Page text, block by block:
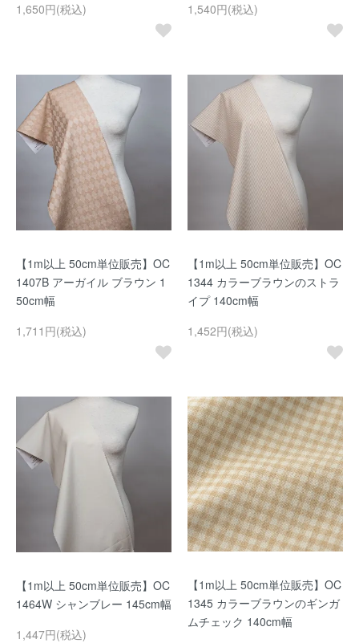
1,650円(税込)
1,540円(税込)
【1m以上 50cm単位販売】OC
1407B アーガイル ブラウン 1
50cm幅
1,711円(税込)
【1m以上 50cm単位販売】OC
1344 カラーブラウンのストラ
イプ 140cm幅
1,452円(税込)
【1m以上 50cm単位販売】OC
1464W シャンブレー 145cm幅
1,447円(税込)
【1m以上 50cm単位販売】OC
1345 カラーブラウンのギンガ
ムチェック 140cm幅